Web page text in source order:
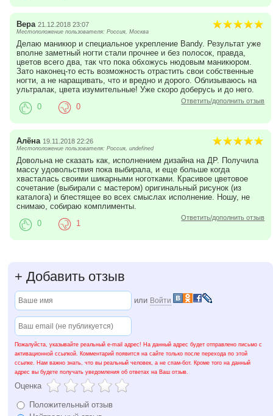
Вера 21.12.2018 23:07
Местоположение пользователя: Россия, Москва
Делаю маникюр и специальное укрепление Bandy. Результат уже
вполне заметный ногти стали прочнее и без полосок, правда,
цветов всего два, так что пока обхожусь нюдовым маникюром.
Зато наконец-то есть возможность отрастить свои собственные
ногти, а не наращивать, что и вредно и дорого. Облизываюсь на
ультралак, цвета изумительные! Уже скоро доберусь и до него.
Ответить/дополнить отзыв
0 0
Алёна 19.11.2018 22:26
Местоположение пользователя: Россия, undefined
Довольна не сказать как, исполнением дизайна на ДР. Получила
массу удовольствия пока выбирала, и еще больше когда
хвасталась своими шикарными ноготками. Красивое цветовое
сочетание (выбирали с мастером) оригинальный рисунок (из
каталога) и блестящее во всех смыслах исполнение. Ношу, не
снимаю, собираю комплименты.
Ответить/дополнить отзыв
0 1
+ Добавить отзыв
или Войти
Пожалуйста, указывайте реальный e-mail адрес! На данный адрес будет отправлено письмо с
активационной ссылкой. Комментарий появится на сайте только после перехода по этой
ссылке. Нам важно знать, что вы реальный человек, а не спам-бот. Кроме того на данный
адрес вы будете получать уведомления об ответах на Ваш отзыв.
Оценка
Положительный отзыв